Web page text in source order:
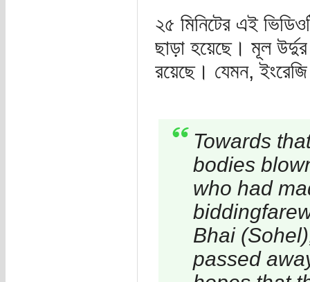
২৫ মিনিটের এই
ছাড়া হয়েছে। মূল উর্দুর
রয়েছে। যেমন, ইংরেজি
Towards
bodies
who had
Bhai
passed